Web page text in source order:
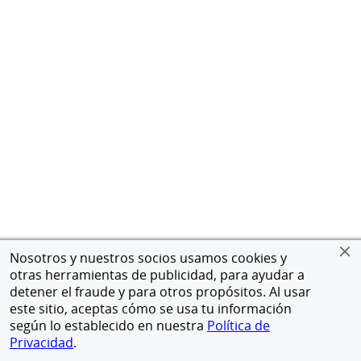
Nosotros y nuestros socios usamos cookies y
otras herramientas de publicidad, para ayudar a
detener el fraude y para otros propósitos. Al usar
este sitio, aceptas cómo se usa tu información
según lo establecido en nuestra Política de
Privacidad.